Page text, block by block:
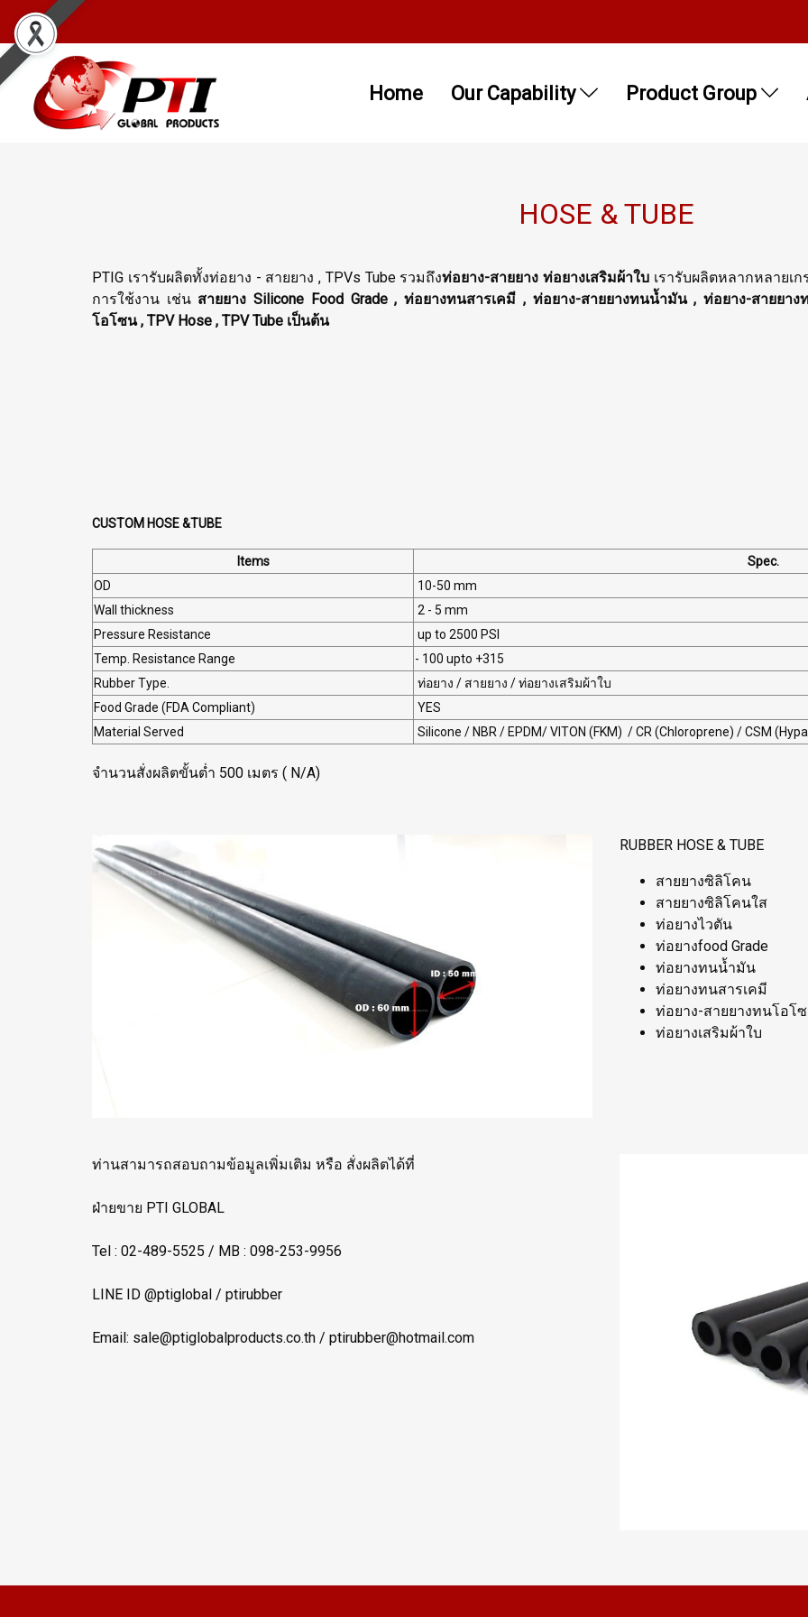
Home Our Capability Product Group
HOSE & TUBE
PTIG เรารับผลิตทั้งท่อยาง - สายยาง , TPVs Tube รวมถึงท่อยาง-สายยาง ท่อยางเสริมผ้าใบ เรารับผลิตหลากหลายเก
การใช้งาน เช่น สายยาง Silicone Food Grade , ท่อยางทนสารเคมี , ท่อยาง-สายยางทนน้ำมัน , ท่อยาง-สายยาง
โอโซน , TPV Hose , TPV Tube เป็นต้น
CUSTOM HOSE &TUBE
Items
Spec.
OD
10-50 mm
Wall thickness
2 - 5 mm
Pressure Resistance
up to 2500 PSI
Temp. Resistance Range
- 100 upto +315
Rubber Type.
ท่อยาง / สายยาง / ท่อยางเสริมผ้าใบ
Food Grade (FDA Compliant)
YES
Material Served
Silicone / NBR / EPDM/ VITON (FKM) / CR (Chloroprene) / CSM
จำนวนสั่งผลิตขั้นต่ำ 500 เมตร ( N/A)
RUBBER HOSE & TUBE
สายยางซิลิโคน
สายยางซิลิโคนใส
ท่อยางไวตัน
ท่อยางfood Grade
ท่อยางทนน้ำมัน
ท่อยางทนสารเคมี
ท่อยาง-สายยางทนโอโ
ท่อยางเสริมผ้าใบ
ท่านสามารถสอบถามข้อมูลเพิ่มเติม หรือ สั่งผลิตได้ที่
ฝ่ายขาย PTI GLOBAL
Tel : 02-489-5525 / MB : 098-253-9956
LINE ID @ptiglobal / ptirubber
Email: sale@ptiglobalproducts.co.th / ptirubber@hotmail.com